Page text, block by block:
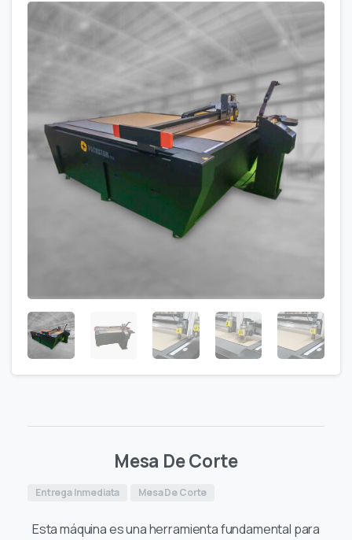
Mesa De Corte
Entrega Inmediata Mesa De Corte
Esta máquina es una herramienta fundamental para